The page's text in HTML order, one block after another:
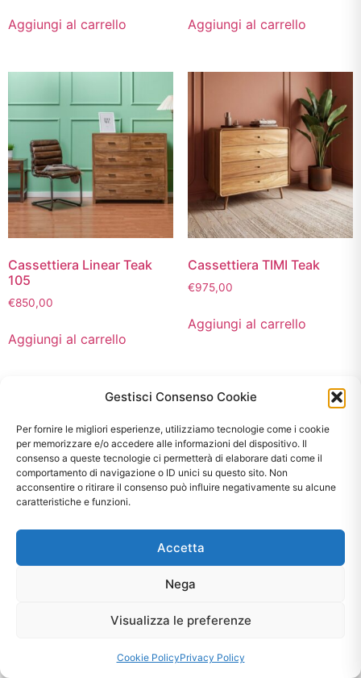
Gestisci Consenso Cookie
Per fornire le migliori esperienze, utilizziamo tecnologie come i cookie
per memorizzare e/o accedere alle informazioni del dispositivo. Il
consenso a queste tecnologie ci permetterà di elaborare dati come il
comportamento di navigazione o ID unici su questo sito. Non
acconsentire o ritirare il consenso può influire negativamente su alcune
caratteristiche e funzioni.
Accetta
Nega
Visualizza le preferenze
Cookie PolicyPrivacy Policy
Aggiungi al carrello Aggiungi al carrello
Cassettiera Linear Teak
105
€850,00
Aggiungi al carrello
Cassettiera TIMI Teak
€975,00
Aggiungi al carrello
In offerta!
Aggiungi al carrello
Mobile Bagno Santo